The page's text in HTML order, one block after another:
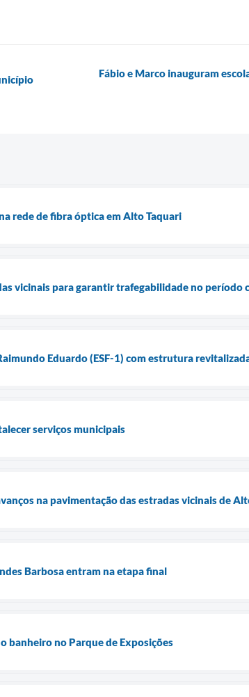
Fábio e Marco inauguram
rede de fibra óptica em Alto Taquari
vicinais para garantir trafegabilidade no período
Eduardo (ESF-1) com estrutura
serviços municipais
na pavimentação das estradas vicinais de
Barbosa entram na etapa final
banheiro no Parque de Exposições